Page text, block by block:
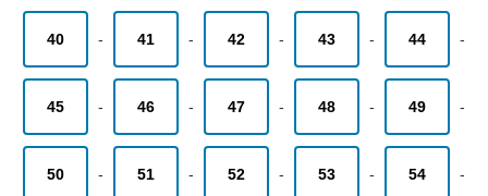
40 - 41 - 42 - 43 - 44 -
45 - 46 - 47 - 48 - 49 -
50 - 51 - 52 - 53 - 54 -